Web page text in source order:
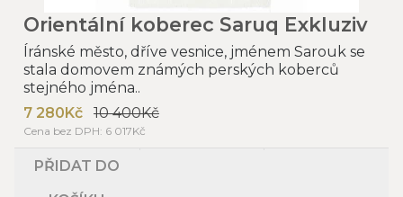
Orientální koberec Saruq Exkluziv
Íránské město, dříve vesnice, jménem Sarouk se
stala domovem známých perských koberců
stejného jména..
7 280Kč
10 400Kč
Cena bez DPH: 6 017Kč
PŘIDAT DO